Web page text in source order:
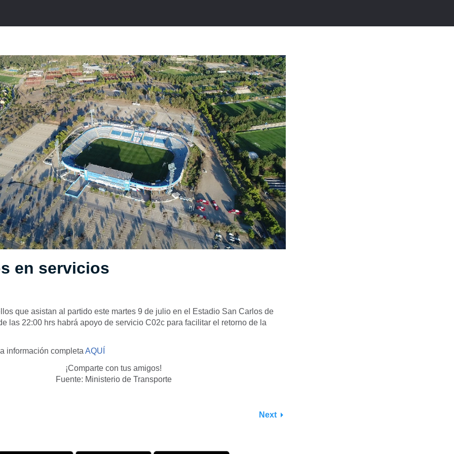
en servicios
que asistan al partido este martes 9 de julio en el Estadio San Carlos de
las 22:00 hrs habrá apoyo de servicio C02c para facilitar el retorno de la
información completa AQUÍ
¡Comparte con tus amigos!
Fuente: Ministerio de Transporte
Next